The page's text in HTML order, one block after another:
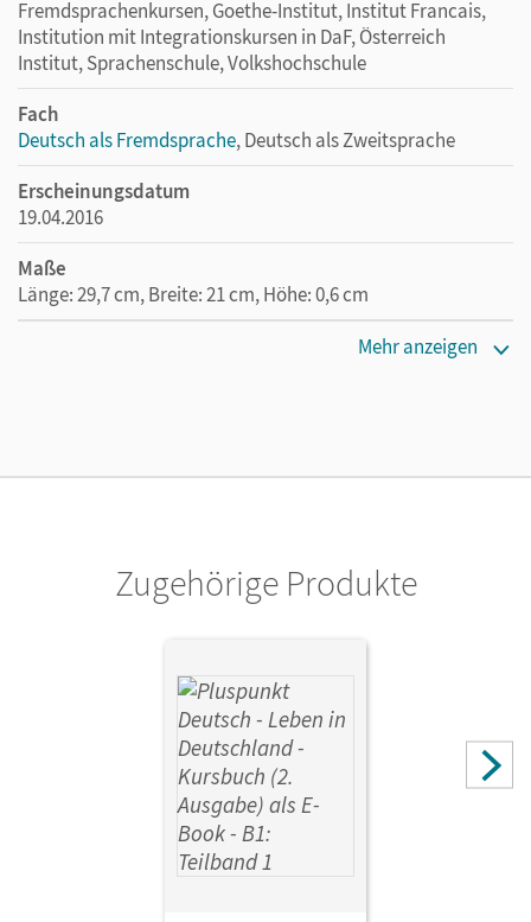
Fremdsprachenkursen, Goethe-Institut, Institut Francais,
Institution mit Integrationskursen in DaF, Österreich
Institut, Sprachenschule, Volkshochschule
Fach
Deutsch als Fremdsprache, Deutsch als Zweitsprache
Erscheinungsdatum
19.04.2016
Maße
Länge: 29,7 cm, Breite: 21 cm, Höhe: 0,6 cm
Mehr anzeigen
Zugehörige Produkte